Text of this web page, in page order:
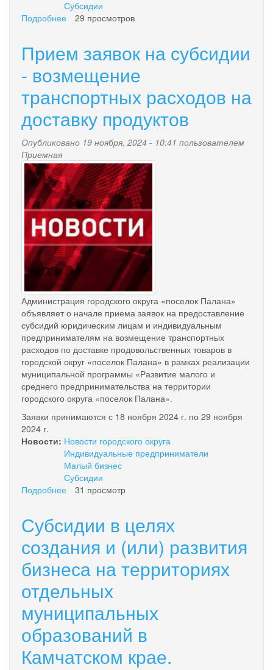
Субсидии
Подробнее
сроков
заявок
субсидии
-
возмещение
транспортных
на
доставку
продуктов
29 просмотров
Прием заявок на субсидии
- возмещение
транспортных расходов на
доставку продуктов
Опубликовано 19 ноября, 2024 - 10:41 пользователем
Приемная
news-
palana.jpg
Администрация городского округа «поселок Палана»
объявляет о начале приема заявок на предоставление
субсидий юридическим лицам и индивидуальным
предпринимателям на возмещение транспортных
расходов по доставке продовольственных товаров в
городской округ «поселок Палана» в рамках реализации
муниципальной программы «Развитие малого и
среднего предпринимательства на территории
городского округа «поселок Палана».
Заявки принимаются с 18 ноября 2024 г. по 29 ноября
2024 г.
Новости: Новости городского округа
Индивидуальные предприниматели
Малый бизнес
Субсидии
Подробнее
на
субсидии
-
транспортных
расходов
на
доставку
продуктов
31 просмотр
Субсидии в целях
создания и (или) развития
бизнеса на территориях
отдельных
муниципальных
образований в
Камчатском крае.